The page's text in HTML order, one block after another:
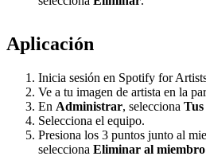
Aplicación
Inicia sesión en Spotify for
Ve a tu imagen de artista en la
En Administrar, selecciona Tus
Selecciona el equipo.
Presiona los 3 puntos junto al
selecciona Eliminar al